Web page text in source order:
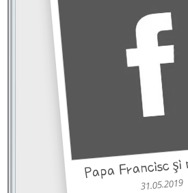
Papa Francisc şi
31.05.2019